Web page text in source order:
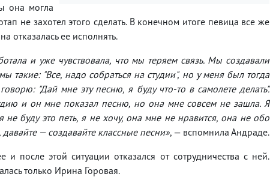
она могла
не захотел этого сделать. В конечном итоге певица все же
отказалась ее исполнять.
и уже чувствовала, что мы теряем связь. Мы создавали
такие: "Все, надо собраться на студии", но у меня был тогда
"Дай мне эту песню, я буду что-то в самолете делать".
и он мне показал песню, но она мне совсем не зашла. Я
не буду это петь, я не хочу, она мне не нравится, она не обо
давайте — создавайте классные песни», — вспомнила Андраде.
после этой ситуации отказался от сотрудничества с ней.
только Ирина Горовая.